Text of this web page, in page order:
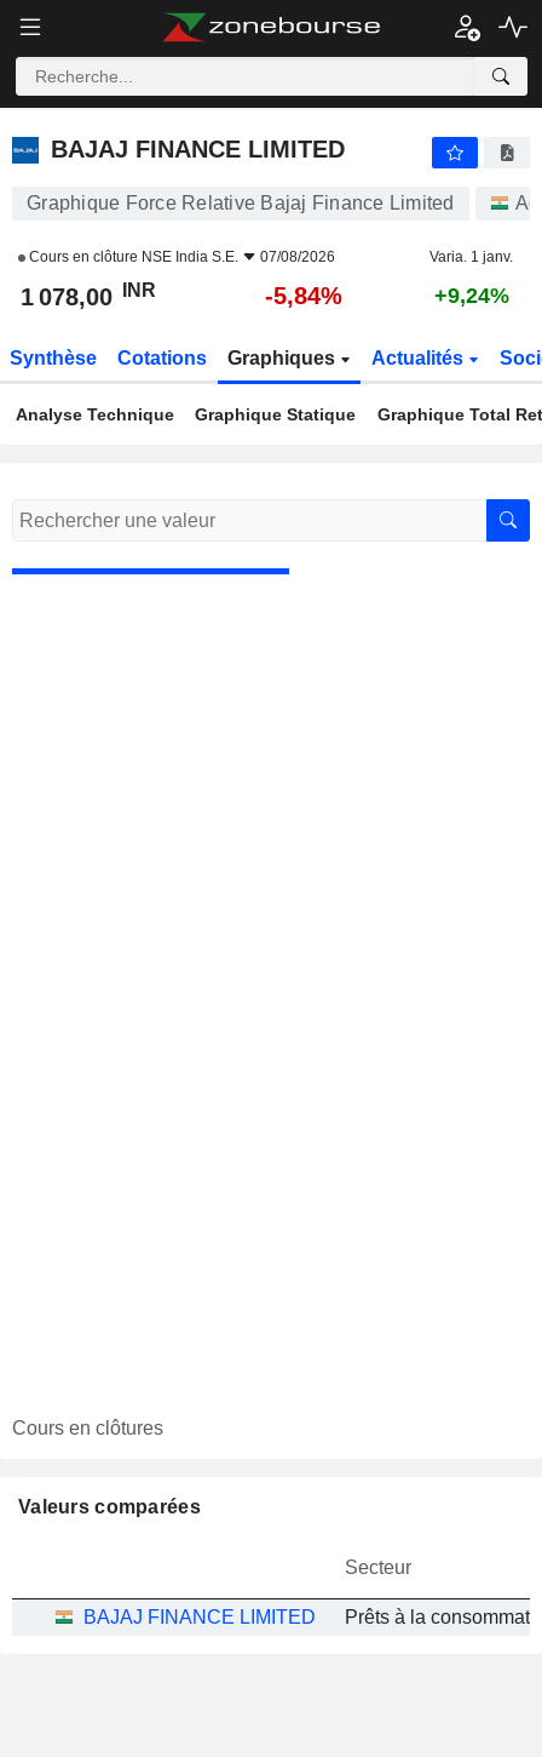
BAJAJ FINANCE LIMITED
BAJAJ FINANCE LIMITED
Graphique Force Relative Bajaj Finance Limited
Cours en clôture NSE India S.E. 07/08/2026 Varia. 1 janv.
1 078,00 INR -5,84% +9,24%
Synthèse Cotations Graphiques Actualités
Analyse Technique Graphique Statique Graphique Total
Cours en clôtures
Valeurs comparées
Secteur
BAJAJ FINANCE LIMITED